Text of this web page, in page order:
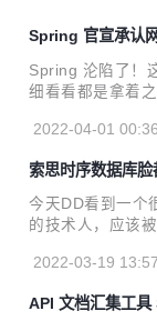
Spring 官宣承认
Spring 沦陷了！
细看看都是拿着
聊这些让人迷惑
关注状态，因为
（3月31日晚）
ework RCE,
近很多文章说提
2022-04-01
索思时序数据库
资？
今天DD看到一个
的技术人，应该
拷贝过去要融资
啊。 这样的吐槽
2022-03-19
API 文档汇集工